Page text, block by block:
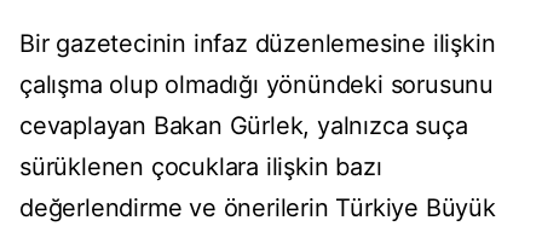
Bir gazetecinin infaz düzenlemesine ilişkin
çalışma olup olmadığı yönündeki sorusunu
cevaplayan Bakan Gürlek, yalnızca suça
sürüklenen çocuklara ilişkin bazı
değerlendirme ve önerilerin Türkiye Büyük